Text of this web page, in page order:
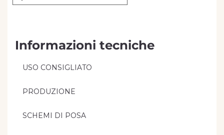
Informazioni tecniche
USO CONSIGLIATO
PRODUZIONE
SCHEMI DI POSA